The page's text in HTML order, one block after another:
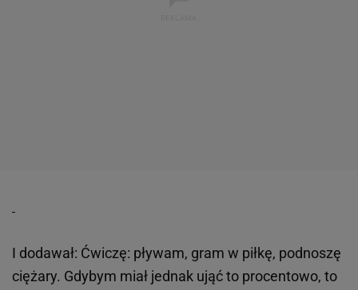
I dodawał: Ćwiczę: pływam, gram w piłkę, podnoszę
ciężary. Gdybym miał jednak ująć to procentowo, to